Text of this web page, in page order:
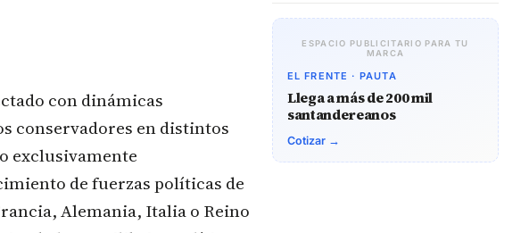
con dinámicas
conservadores en distintos
exclusivamente
de fuerzas políticas de
Alemania, Italia o Reino
ESPACIO PUBLICITARIO PARA TU
MARCA
EL FRENTE · PAUTA
Llega a más de 200 mil
santandereanos
Cotizar →